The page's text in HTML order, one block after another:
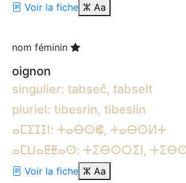
Voir la fiche ⵣ Aa
nom féminin
oignon
singulier: tabseč, tabselt
pluriel: tibesrin, tibeslin
ⴰⵎⵉⵊⵊⵏ: ⵜⴰⴱⵙⵞ, ⵜⴰⴱⵙⵍⵜ
ⴰⵎⵡⴰⵟⵟⴰⵙ: ⵜⵉⴱⵙⵔⵉⵏ,
Voir la fiche ⵣ Aa